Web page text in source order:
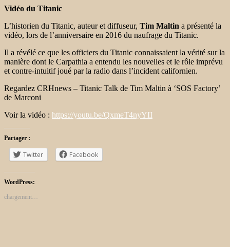
Vidéo du Titanic
L’historien du Titanic, auteur et diffuseur, Tim Maltin a présenté la
vidéo, lors de l’anniversaire en 2016 du naufrage du Titanic.
Il a révélé ce que les officiers du Titanic connaissaient la vérité sur la
manière dont le Carpathia a entendu les nouvelles et le rôle imprévu
et contre-intuitif joué par la radio dans l’incident californien.
Regardez CRHnews – Titanic Talk de Tim Maltin à ‘SOS Factory’
de Marconi
Voir la vidéo : https://youtu.be/QxmeT4nyYII
Partager :
Twitter Facebook
WordPress:
chargement…